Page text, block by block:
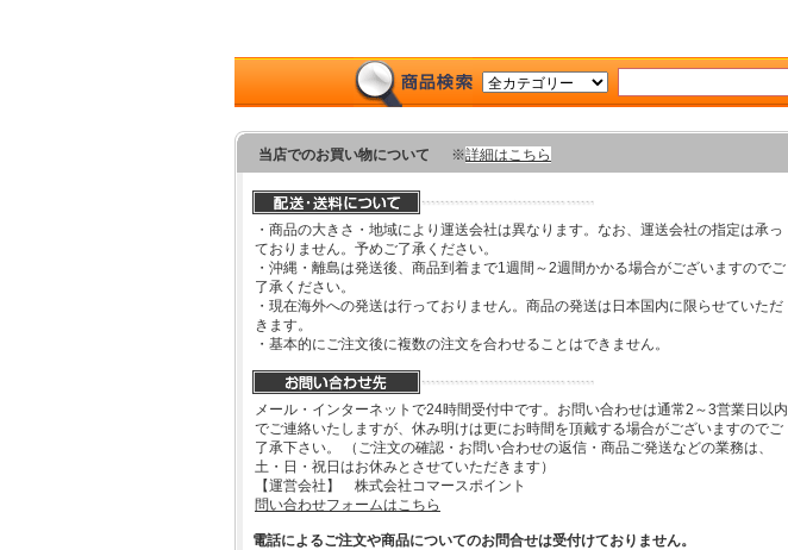
当店でのお買い物について ※詳細はこちら
・商品の大きさ・地域により運送会社は異なります。なお、運送会社の指定は承っ
ておりません。予めご了承ください。
・沖縄・離島は発送後、商品到着まで1週間～2週間かかる場合がございますのでご
了承ください。
・現在海外への発送は行っておりません。商品の発送は日本国内に限らせていただ
きます。
・基本的にご注文後に複数の注文を合わせることはできません。
メール・インターネットで24時間受付中です。お問い合わせは通常2～3営業日以内
でご連絡いたしますが、休み明けは更にお時間を頂戴する場合がございますのでご
了承下さい。 （ご注文の確認・お問い合わせの返信・商品ご発送などの業務は、
土・日・祝日はお休みとさせていただきます）
【運営会社】 株式会社コマースポイント
問い合わせフォームはこちら
電話によるご注文や商品についてのお問合せは受付けておりません。